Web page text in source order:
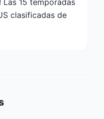
Las 15 temporadas
clasificadas de